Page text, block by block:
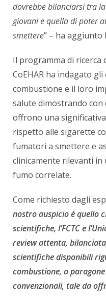
dovrebbe bilanciarsi tra
giovani e quella di poter
smettere” – ha aggiunto
Il programma di ricerca
CoEHAR ha indagato
combustione e il loro
salute dimostrando
offrono una
rispetto alle sigarette
fumatori a smettere e
clinicamente rilevanti
fumo correlate.
Come richiesto dagli
nostro auspicio è quello
scientifiche, l’FCTC e
review attenta,
scientifiche disponibili
combustione, a
convenzionali, tale da